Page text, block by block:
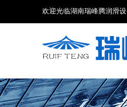
欢迎光临湖南瑞峰腾润滑